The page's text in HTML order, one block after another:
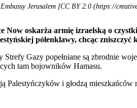
Jerusalem [CC BY 2.0 (https://
Now oskarża armię izraelską o
półenklawy, chcąc
Strefy Gazy popełniane są zbrodnie
tam bojowników Hamasu.
i głodzą mieszkańców